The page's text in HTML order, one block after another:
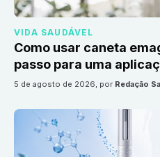
VIDA SAUDÁVEL
Como usar caneta
passo para uma
5 de agosto de 2026, por Redação